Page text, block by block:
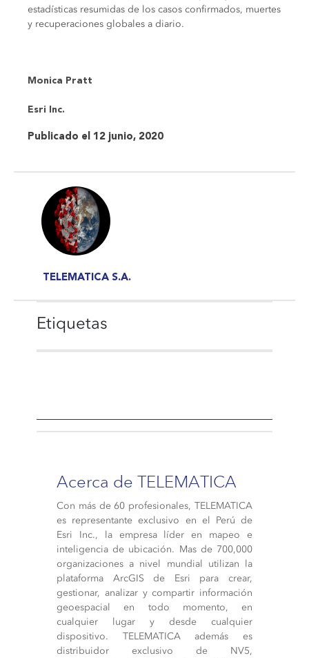
estadísticas resumidas de los casos confirmados, muertes
y recuperaciones globales a diario.
Monica Pratt
Esri Inc.
Publicado el 12 junio, 2020
TELEMATICA S.A.
Etiquetas
Acerca de TELEMATICA
Con más de 60 profesionales, TELEMATICA
es representante exclusivo en el Perú de
Esri Inc., la empresa líder en mapeo e
inteligencia de ubicación. Mas de 700,000
organizaciones a nivel mundial utilizan la
plataforma ArcGIS de Esri para crear,
gestionar, analizar y compartir información
geoespacial en todo momento, en
cualquier lugar y desde cualquier
dispositivo. TELEMATICA además es
distribuidor exclusivo de NV5,